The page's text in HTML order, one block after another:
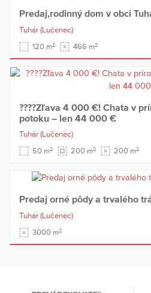
Predaj,rodinný dom v obci
Tuhár (Lučenec)
120 m2 466 m2
????Zľava 4 000 €! Chata v
potoku – len 44 000 €
Tuhár (Lučenec)
50 m2 200 m2 200 m2
Predaj orné pôdy a trvalého
Tuhár (Lučenec)
3000 m2